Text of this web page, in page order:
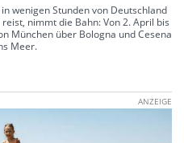
wenigen Stunden von Deutschland
nimmt die Bahn: Von 2. April bis
München über Bologna und Cesena
Meer.
ANZEIGE